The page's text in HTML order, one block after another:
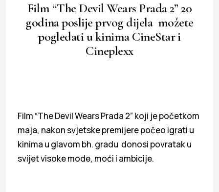
Film “The Devil Wears Prada 2” 20
godina poslije prvog dijela možete
pogledati u kinima CineStar i
Cineplexx
Film “The Devil Wears Prada 2” koji je početkom
maja, nakon svjetske premijere počeo igrati u
kinima u glavom bh. gradu donosi povratak u
svijet visoke mode, moći i ambicije.